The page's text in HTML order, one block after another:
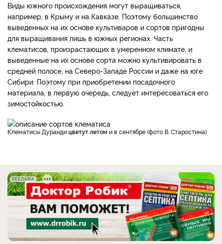
Виды южного происхождения могут выращиваться,
например, в Крыму и на Кавказе. Поэтому большинство
выведенных на их основе культиваров и сортов пригодны
для выращивания лишь в южных регионах. Часть
клематисов, произрастающих в умеренном климате, и
выведенные на их основе сорта можно культивировать в
средней полосе, на Северо-Западе России и даже на юге
Сибири. Поэтому при приобретении посадочного
материала, в первую очередь, следует интересоваться его
зимостойкостью.
Клематисы Дурандицветут летом и в сентябре (фото В. Старостина)
РЕКЛАМА